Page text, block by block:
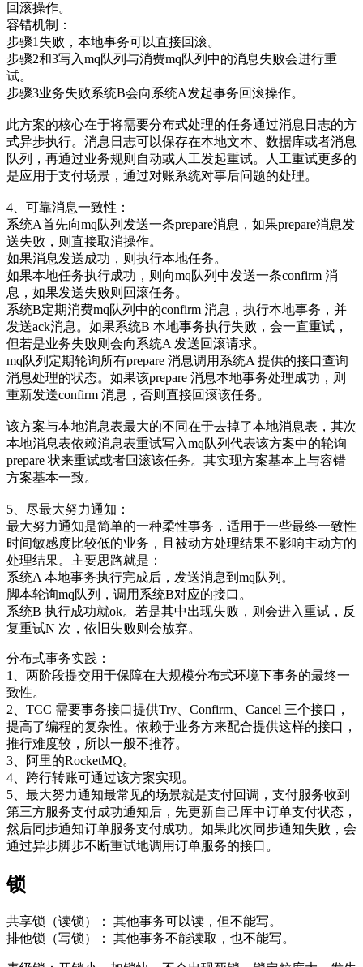
回滚操作。
容错机制：
步骤1失败，本地事务可以直接回滚。
步骤2和3写入mq队列与消费mq队列中的消息失败会进行重
试。
步骤3业务失败系统B会向系统A发起事务回滚操作。
此方案的核心在于将需要分布式处理的任务通过消息日志的方
式异步执行。消息日志可以保存在本地文本、数据库或者消息
队列，再通过业务规则自动或人工发起重试。人工重试更多的
是应用于支付场景，通过对账系统对事后问题的处理。
4、可靠消息一致性：
系统A首先向mq队列发送一条prepare消息，如果prepare消息发
送失败，则直接取消操作。
如果消息发送成功，则执行本地任务。
如果本地任务执行成功，则向mq队列中发送一条confirm 消
息，如果发送失败则回滚任务。
系统B定期消费mq队列中的confirm 消息，执行本地事务，并
发送ack消息。如果系统B 本地事务执行失败，会一直重试，
但若是业务失败则会向系统A 发送回滚请求。
mq队列定期轮询所有prepare 消息调用系统A 提供的接口查询
消息处理的状态。如果该prepare 消息本地事务处理成功，则
重新发送confirm 消息，否则直接回滚该任务。
该方案与本地消息表最大的不同在于去掉了本地消息表，其次
本地消息表依赖消息表重试写入mq队列代表该方案中的轮询
prepare 状来重试或者回滚该任务。其实现方案基本上与容错
方案基本一致。
5、尽最大努力通知：
最大努力通知是简单的一种柔性事务，适用于一些最终一致性
时间敏感度比较低的业务，且被动方处理结果不影响主动方的
处理结果。主要思路就是：
系统A 本地事务执行完成后，发送消息到mq队列。
脚本轮询mq队列，调用系统B对应的接口。
系统B 执行成功就ok。若是其中出现失败，则会进入重试，反
复重试N 次，依旧失败则会放弃。
分布式事务实践：
1、两阶段提交用于保障在大规模分布式环境下事务的最终一
致性。
2、TCC 需要事务接口提供Try、Confirm、Cancel 三个接口，
提高了编程的复杂性。依赖于业务方来配合提供这样的接口，
推行难度较，所以一般不推荐。
3、阿里的RocketMQ。
4、跨行转账可通过该方案实现。
5、最大努力通知最常见的场景就是支付回调，支付服务收到
第三方服务支付成功通知后，先更新自己库中订单支付状态，
然后同步通知订单服务支付成功。如果此次同步通知失败，会
通过异步脚步不断重试地调用订单服务的接口。
锁
共享锁（读锁）： 其他事务可以读，但不能写。
排他锁（写锁）： 其他事务不能读取，也不能写。